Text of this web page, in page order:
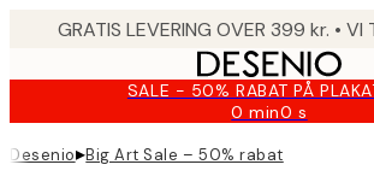
SALE - 50% RABAT PÅ
0 min0 s
Gyldig
2026-
Desenio▸Big Art Sale – 50% rabat